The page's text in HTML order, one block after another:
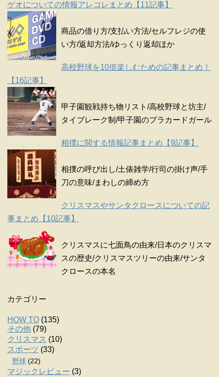
ゲオについての情報アレコレまとめ【11記事】
商品の借り方/支払い方法/セルフレジの使
い方/返却方法/ゆっくり返却ほか
高校野球を10倍楽しむための記事まとめ！
【16記事】
甲子園観戦持ち物リスト/高校野球と坊主/
タイブレーク制/甲子園のプラカードガール
相撲に関する情報記事まとめ【9記事】
相撲の呼び出し/土俵雑学/行司の掛け声/手
刀の意味/まわしの締め方
クリスマスやサンタクロースについての記
事まとめ【10記事】
クリスマスに七面鳥の由来/日本のクリスマ
スの歴史/クリスマスツリーの由来/サンタ
クロースの本名
カテゴリー
HOW TO (135)
その他 (79)
クリスマス (10)
スポーツ (33)
野球 (22)
マジックレビュー (3)